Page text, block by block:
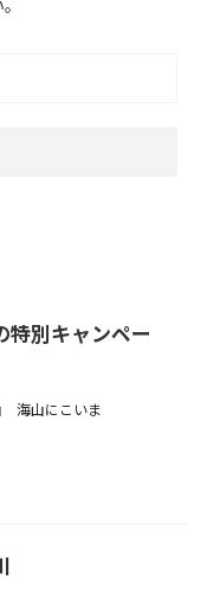
特別キャンペー
海山にこいま